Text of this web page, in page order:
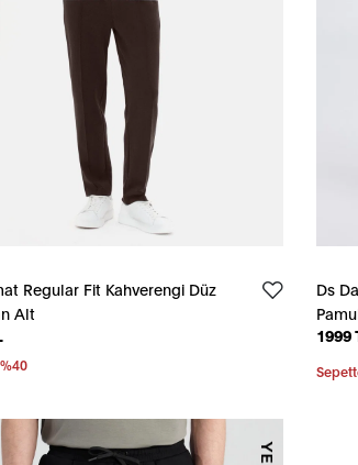
Regular Fit Kahverengi Düz
Alt
Ds
1999